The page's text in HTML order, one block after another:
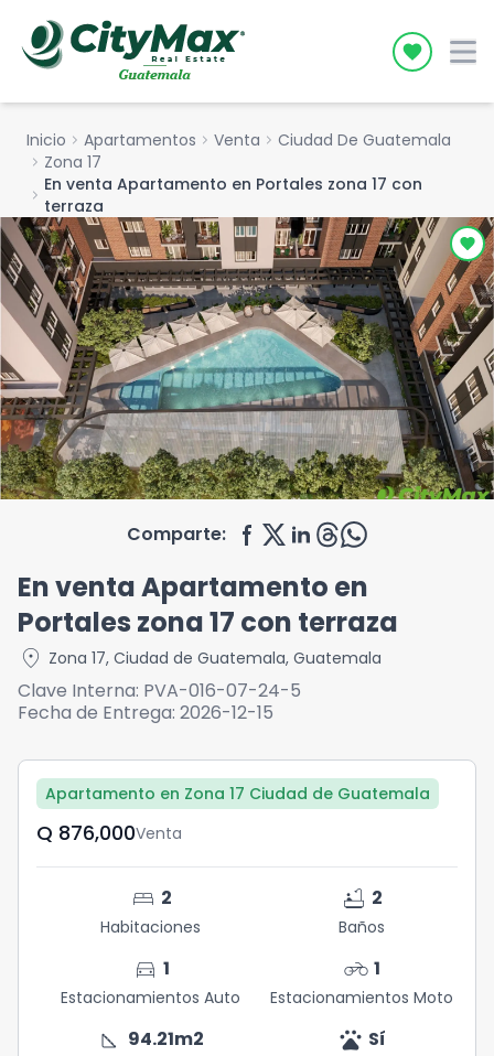
Icon
Inicio chevron_right Apartamentos chevron_right Venta chevron_right Ciudad De Guatemala
chevron_right Zona 17
chevron_right En venta Apartamento en Portales zona 17 con
terraza
Comparte:
En venta Apartamento en
Portales zona 17 con terraza
location_on Zona 17, Ciudad de Guatemala, Guatemala
Clave Interna: PVA-016-07-24-5
Fecha de Entrega: 2026-12-15
Apartamento en Zona 17 Ciudad de Guatemala
Q	876,000Venta
bed 2
Habitaciones
bathtub 2
Baños
directions_car 1
Estacionamientos Auto
motorcycle 1
Estacionamientos Moto
square_foot 94.21m2 pets Sí